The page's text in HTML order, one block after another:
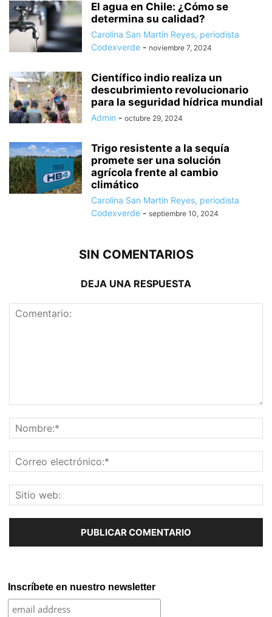
El agua en Chile: ¿Cómo se
determina su calidad?
Carolina San Martín Reyes, periodista
Codexverde - noviembre 7, 2024
Científico indio realiza un
descubrimiento revolucionario
para la seguridad hídrica mundial
Admin - octubre 29, 2024
Trigo resistente a la sequía
promete ser una solución
agrícola frente al cambio
climático
Carolina San Martín Reyes, periodista
Codexverde - septiembre 10, 2024
SIN COMENTARIOS
DEJA UNA RESPUESTA
Inscríbete en nuestro newsletter